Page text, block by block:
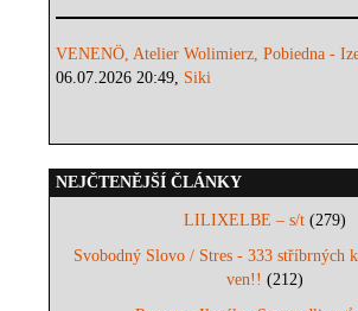
VENENÖ, Atelier Wolimierz, Pobiedna -
06.07.2026 20:49, Siki
NEJČTENĚJŠÍ ČLÁNKY
LILIXELBE – s/t(279)
Svobodný Slovo / Stres - 333 stříbrných
ven!! (212)